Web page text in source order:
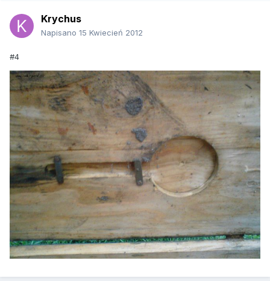
Krychus
Napisano 15 Kwiecień 2012
#4